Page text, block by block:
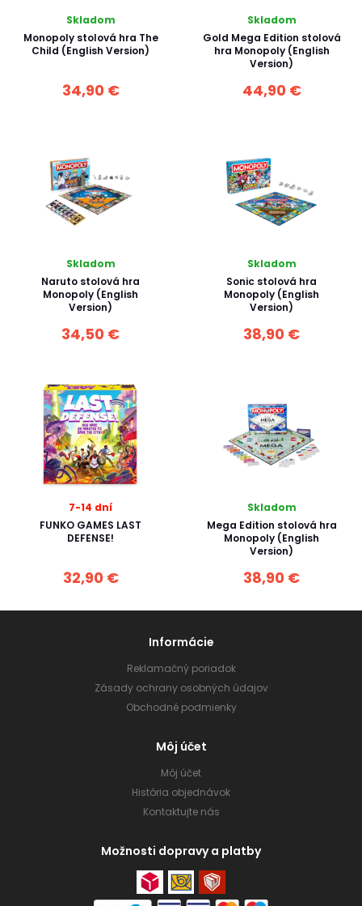
Skladom
Monopoly stolová hra The
Child (English Version)
34,90 €
Skladom
Gold Mega Edition stolová
hra Monopoly (English
Version)
44,90 €
Skladom
Naruto stolová hra
Monopoly (English
Version)
34,50 €
Skladom
Sonic stolová hra
Monopoly (English
Version)
38,90 €
7-14 dní
FUNKO GAMES LAST
DEFENSE!
32,90 €
Skladom
Mega Edition stolová hra
Monopoly (English
Version)
38,90 €
Informácie
Reklamačný poriadok
Zásady ochrany osobných údajov
Obchodné podmienky
Môj účet
Môj účet
História objednávok
Kontaktujte nás
Možnosti dopravy a platby